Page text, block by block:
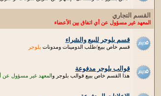
القسم التجاري
المعهد غير مسؤول عن أي اتفاق بين الأعضاء
قسم بلوجر للبيع والشراء
قسم خاص ببيع/طلب الدومينات ومدونات بلوجر
قوالب بلوجر مدفوعة
هذا القسم خاص ببيع قوالب بلوجر والمعهد غير مسؤول عن